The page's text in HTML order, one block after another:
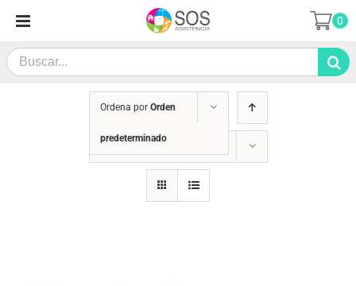
contenido
Search
for:
0
Ordena por Orden
predeterminado
Mostrar